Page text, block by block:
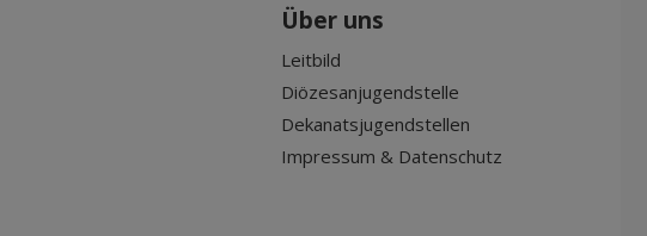
Über uns
Leitbild
Diözesanjugendstelle
Dekanatsjugendstellen
Impressum & Datenschutz